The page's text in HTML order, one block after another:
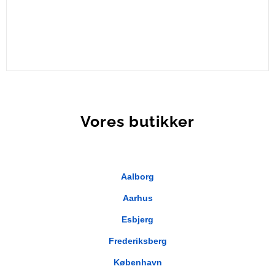
Vores butikker
Aalborg
Aarhus
Esbjerg
Frederiksberg
København